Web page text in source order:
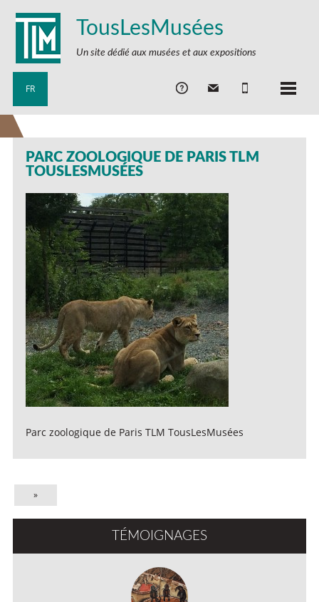
TousLesMusées
Un site dédié aux musées et aux expositions
FR
PARC ZOOLOGIQUE DE PARIS TLM
TOUSLESMUSÉES
Parc zoologique de Paris TLM TousLesMusées
»
TÉMOIGNAGES